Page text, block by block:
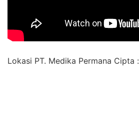
Lokasi PT. Medika Permana Cipta :